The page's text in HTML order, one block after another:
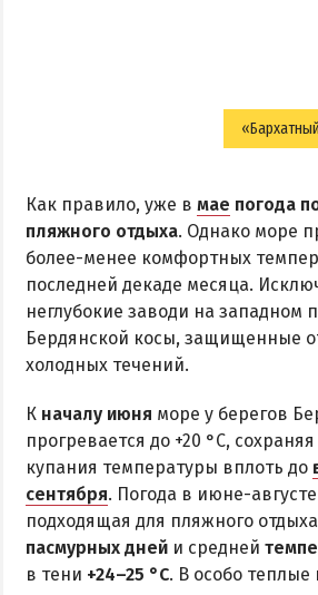
Как правило, уже в мае погода
пляжного отдыха. Однако море
более-менее комфортных
последней декаде месяца.
неглубокие заводи на западном
Бердянской косы, защищенные
холодных течений.
К началу июня море у берегов
прогревается до +20 °C,
купания температуры вплоть до
сентября. Погода в июне-
подходящая для пляжного
пасмурных дней и средней
в тени +24–25 °C. В особо теплые